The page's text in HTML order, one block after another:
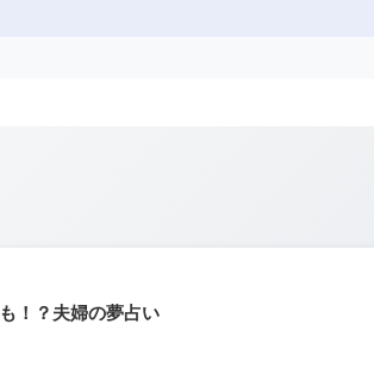
！？夫婦の夢占い